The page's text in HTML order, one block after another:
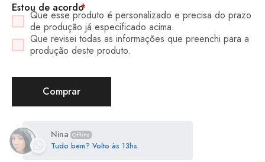
*
Estou de acordo
Que esse produto é personalizado e precisa do prazo
de produção já especificado acima.
Que revisei todas as informações que preenchi para a
produção deste produto.
Comprar
Nina Offline
Tudo bem? Volto às 13hs.